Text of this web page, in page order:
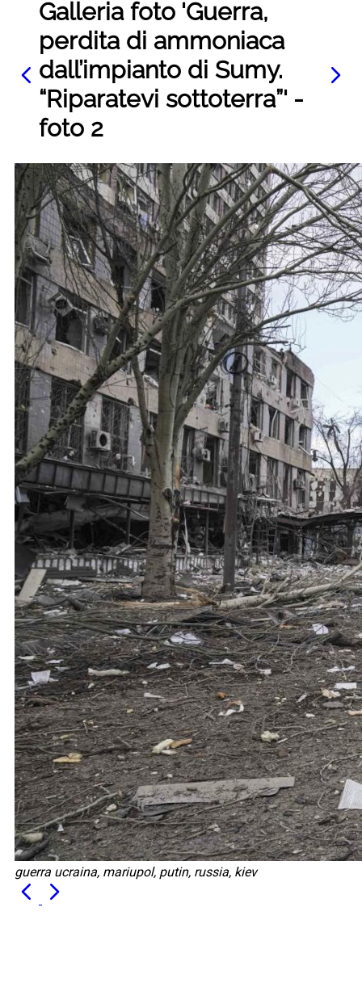
Galleria foto 'Guerra,
perdita di ammoniaca
dall’impianto di Sumy.
“Riparatevi sottoterra”' -
foto 2
guerra ucraina, mariupol, putin, russia, kiev